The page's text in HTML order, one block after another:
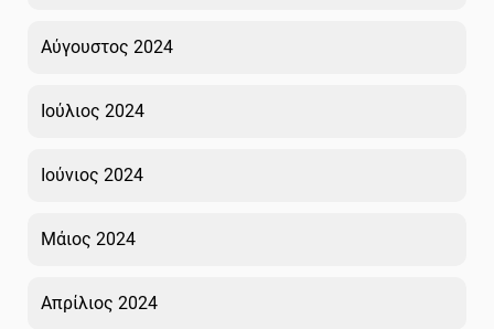
Αύγουστος 2024
Ιούλιος 2024
Ιούνιος 2024
Μάιος 2024
Απρίλιος 2024